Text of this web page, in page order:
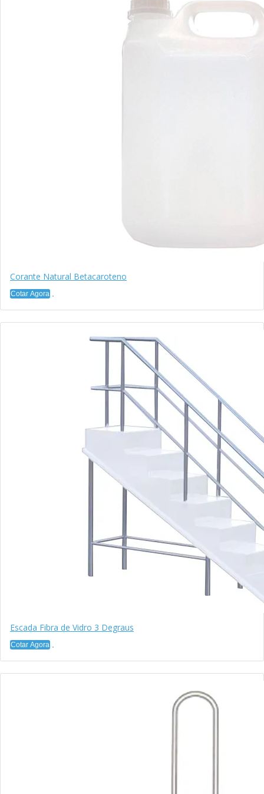
Corante Natural Betacaroteno
Cotar Agora
Escada Fibra de Vidro 3 Degraus
Cotar Agora